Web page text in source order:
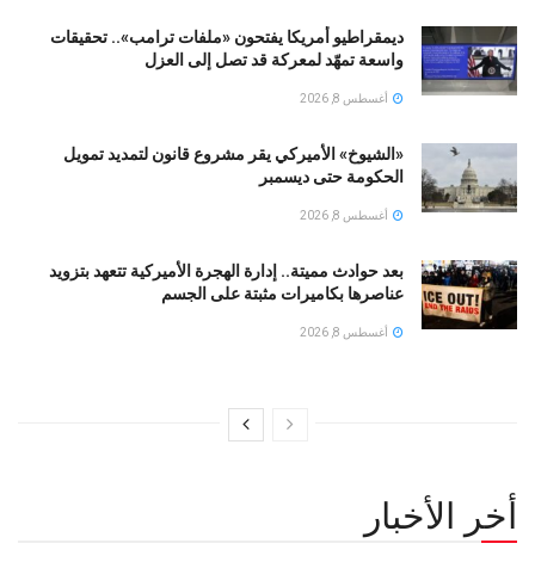
ديمقراطيو أمريكا يفتحون «ملفات ترامب».. تحقيقات
واسعة تمهّد لمعركة قد تصل إلى العزل
أغسطس 8, 2026
«الشيوخ» الأميركي يقر مشروع قانون لتمديد تمويل
الحكومة حتى ديسمبر
أغسطس 8, 2026
بعد حوادث مميتة.. إدارة الهجرة الأميركية تتعهد بتزويد
عناصرها بكاميرات مثبتة على الجسم
أغسطس 8, 2026
أخر الأخبار